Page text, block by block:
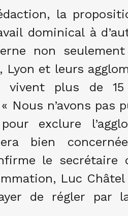
la
dominical à
non
Lyon et leurs
vivent plus de
Nous n’avons pas
exclure
bien
le secrétaire
Luc
de régler par